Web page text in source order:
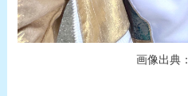
画像出典：